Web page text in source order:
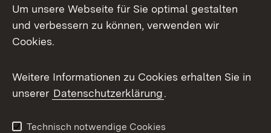
Mastodon
Messenger
Social Wall
X / Twitter
Youtube
Um unsere Webseite für Sie optimal gestalten
und verbessern zu können, verwenden wir
Cookies.
Weitere Informationen zu Cookies erhalten Sie in
unserer Datenschutzerklärung.
Technisch notwendige Cookies